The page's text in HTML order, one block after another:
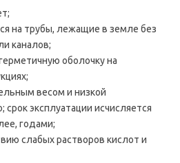
на трубы, лежащие в земле без
каналов;
оболочку на
весом и низкой
эксплуатации исчисляется
годами;
слабых растворов кислот и